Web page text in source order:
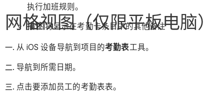
执行加班规则。
描述:将显示在考勤卡条目中的其他备注
网格视图（仅限平板电脑）
从 iOS 设备导航到项目的考勤表工具。
导航到所需日期。
点击要添加员工的考勤表表。